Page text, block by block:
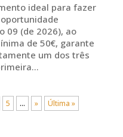
ideal para fazer
09 (de 2026), ao
de 50€, garante
um dos três
5 ... » Última »